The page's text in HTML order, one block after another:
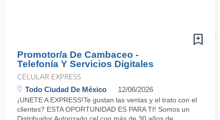
Promotor/a De Cambaceo -
Telefonía Y Servicios Digitales
CELULAR EXPRESS
Todo Ciudad De México 12/06/2026
¡UNETE A EXPRESS!Te gustan las ventas y el trato con el
clientes? ESTA OPORTUNIDAD ES PARA TI! Somos un